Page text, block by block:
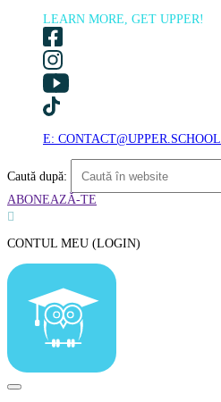
LEARN MORE, GET UPPER!
E: CONTACT@UPPER.SCHOOL
Caută după:
ABONEAZĂ-TE

CONTUL MEU (LOGIN)